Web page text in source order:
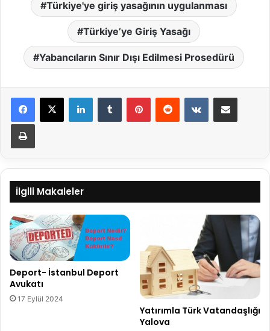
Türkiye'ye giriş yasağının uygulanması
Türkiye’ye Giriş Yasağı
Yabancıların Sınır Dışı Edilmesi Prosedürü
LinkedInTumblr PinterestReddit VKontakteE-Posta ile paylaş
Yazdır
İlgili Makaleler
Deport- İstanbul Deport
Avukatı
17 Eylül 2024
Yatırımla Türk Vatandaşlığı
Yalova